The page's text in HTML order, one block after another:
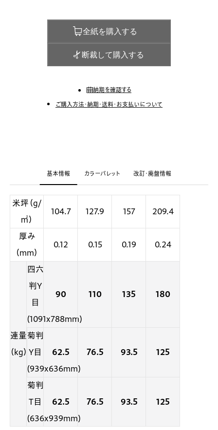
全紙を購入する
断裁して購入する
納期を確認する
ご購入方法・納期・送料・お支払いについて
基本情報 カラーパレット 改訂・廃盤情報
米坪（g/
㎡）
104.7 127.9 157 209.4
厚み
（mm）
0.12 0.15 0.19 0.24
連量
（kg）
四六
判Y
目
(1091x788mm)
90 110 135 180
菊判
Y目
(939x636mm)
62.5 76.5 93.5 125
菊判
T目
(636x939mm)
62.5 76.5 93.5 125